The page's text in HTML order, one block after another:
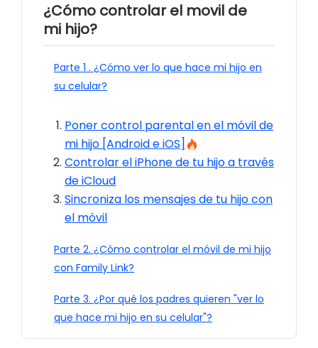
¿Cómo controlar el movil de
mi hijo?
Parte 1 . ¿Cómo ver lo que hace mi hijo en
su celular?
Poner control parental en el móvil de
mi hijo [Android e iOS]
Controlar el iPhone de tu hijo a través
de iCloud
Sincroniza los mensajes de tu hijo con
el móvil
Parte 2. ¿Cómo controlar el móvil de mi hijo
con Family Link?
Parte 3. ¿Por qué los padres quieren "ver lo
que hace mi hijo en su celular"?